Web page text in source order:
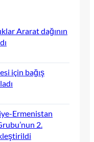
Ararat dağının
için bağış
Ermenistan
2.